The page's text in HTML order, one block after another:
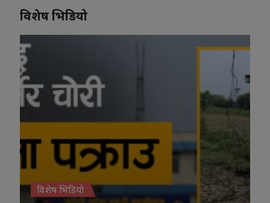
विशेष भिडियो
विशेष भिडियो